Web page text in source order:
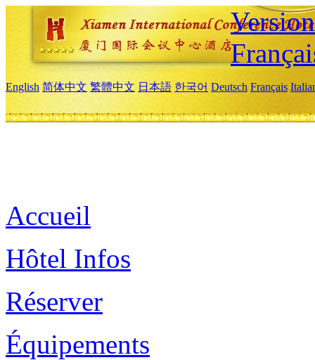
English 简体中文 繁體中文 日本語 한국어 Deutsch Français
Accueil
Hôtel Infos
Réserver
Équipements